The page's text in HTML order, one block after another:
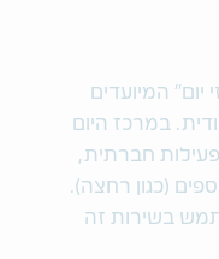
כ- 180 "מרכזי יום" המיועדים
במרכז היום
חברתית,
(כגון רחצה).
בשירות זה